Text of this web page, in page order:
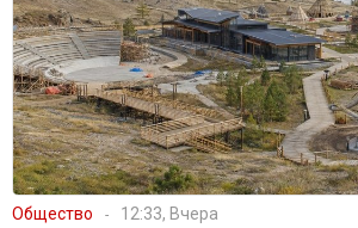
Общество 12:33, Вчера